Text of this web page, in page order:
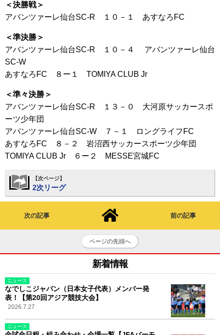
＜決勝戦＞
アバンツァーレ仙台SC-R １０－１ あすなろFC
＜準決勝＞
アバンツァーレ仙台SC-R １０－４ アバンツァーレ仙台
SC-W
あすなろFC ８ー１ TOMIYA CLUB Jr
＜準々決勝＞
アバンツァーレ仙台SC-R １３－０ 大河原サッカースポ
ーツ少年団
アバンツァーレ仙台SC-W ７－１ ロングライフFC
あすなろFC ８－２ 岩沼西サッカースポーツ少年団
TOMIYA CLUB Jr ６ー２ MESSE宮城FC
【次ページ】
2次リーグ
次の記事 前の記事
ページの先頭へ
新着情報
ニュース
なでしこジャパン（日本女子代表）メンバー発
表！【第20回アジア競技大会】
2026.7.27
ニュース